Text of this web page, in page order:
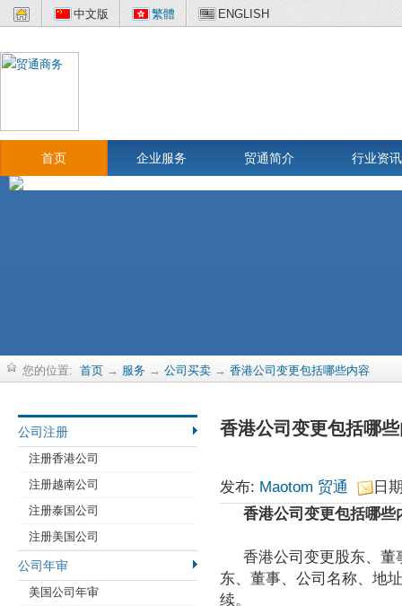
中文版 繁體 ENGLISH
首页 企业服务 贸通简介 行业资讯
您的位置: 首页 → 服务 → 公司买卖 → 香港公司变更包括哪些内容
公司注册
注册香港公司
注册越南公司
注册泰国公司
注册美国公司
公司年审
美国公司年审
香港公司变更包括哪
发布: Maotom 贸通
日
香港公司变更包括哪些
香港公司变更股东、
东、董事、公司名称、地
续。